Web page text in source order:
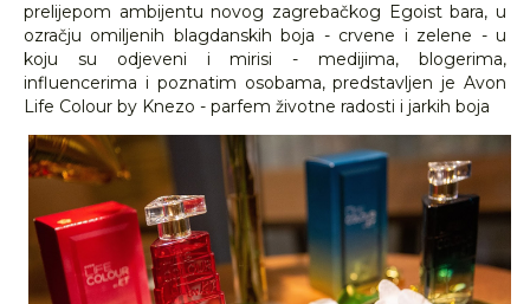
prelijepom ambijentu novog zagrebačkog Egoist bara, u
ozračju omiljenih blagdanskih boja - crvene i zelene - u
koju su odjeveni i mirisi - medijima, blogerima,
influencerima i poznatim osobama, predstavljen je Avon
Life Colour by Knezo - parfem životne radosti i jarkih boja